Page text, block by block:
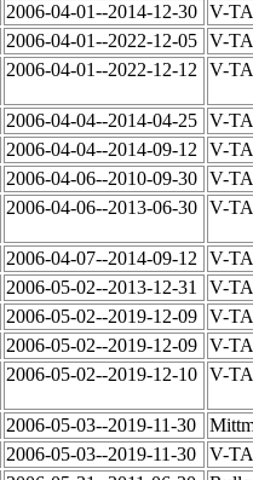
2006-04-01--2014-12-30 V-
2006-04-01--2022-12-05 V-
2006-04-01--2022-12-12 V-
2006-04-04--2014-04-25 V-
2006-04-04--2014-09-12
V-
2006-04-06--2010-09-30 V-
2006-04-06--2013-06-30 V-
2006-04-07--2014-09-12
V-
2006-05-02--2013-12-31
V-
2006-05-02--2019-12-09 V-
2006-05-02--2019-12-09 V-
2006-05-02--2019-12-10 V-
2006-05-03--2019-11-30
2006-05-03--2019-11-30
V-